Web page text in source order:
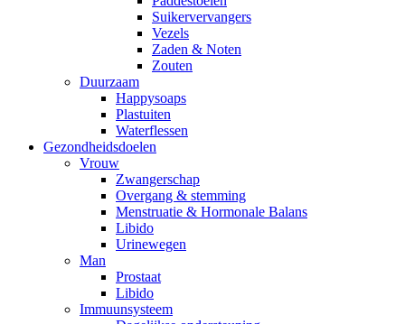
Suikervervangers
Vezels
Zaden & Noten
Zouten
Duurzaam
Happysoaps
Plastuiten
Waterflessen
Gezondheidsdoelen
Vrouw
Zwangerschap
Overgang & stemming
Menstruatie & Hormonale Balans
Libido
Urinewegen
Man
Prostaat
Libido
Immuunsysteem